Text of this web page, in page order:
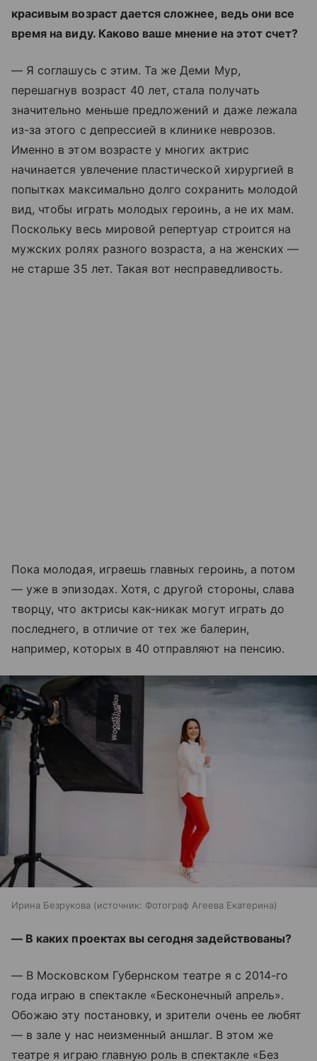
красивым возраст дается сложнее, ведь они все
время на виду. Каково ваше мнение на этот счет?
— Я соглашусь с этим. Та же Деми Мур,
перешагнув возраст 40 лет, стала получать
значительно меньше предложений и даже лежала
из-за этого с депрессией в клинике неврозов.
Именно в этом возрасте у многих актрис
начинается увлечение пластической хирургией в
попытках максимально долго сохранить молодой
вид, чтобы играть молодых героинь, а не их мам.
Поскольку весь мировой репертуар строится на
мужских ролях разного возраста, а на женских —
не старше 35 лет. Такая вот несправедливость.
Пока молодая, играешь главных героинь, а потом
— уже в эпизодах. Хотя, с другой стороны, слава
творцу, что актрисы как-никак могут играть до
последнего, в отличие от тех же балерин,
например, которых в 40 отправляют на пенсию.
Ирина Безрукова источник: Фотограф Агеева Екатерина
— В каких проектах вы сегодня задействованы?
— В Московском Губернском театре я с 2014-го
года играю в спектакле «Бесконечный апрель».
Обожаю эту постановку, и зрители очень ее любят
— в зале у нас неизменный аншлаг. В этом же
театре я играю главную роль в спектакле «Без